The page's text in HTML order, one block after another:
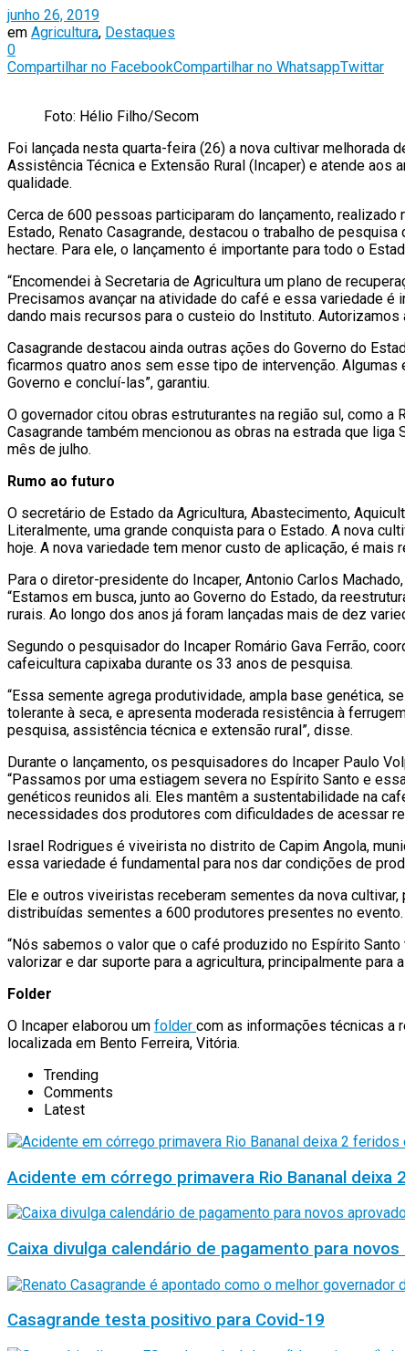
junho 26, 2019
em Agricultura, Destaques
0
Compartilhar no FacebookCompartilhar no WhatsappTwittar
Foto: Hélio Filho/Secom
Foi lançada nesta quarta-feira (26) a nova cultivar melhorada
Assistência Técnica e Extensão Rural (Incaper) e atende
qualidade.
Cerca de 600 pessoas participaram do lançamento,
Estado, Renato Casagrande, destacou o trabalho de
hectare. Para ele, o lançamento é importante para todo o
“Encomendei à Secretaria de Agricultura um plano de
Precisamos avançar na atividade do café e essa variedade
dando mais recursos para o custeio do Instituto.
Casagrande destacou ainda outras ações do Governo do
ficarmos quatro anos sem esse tipo de intervenção.
Governo e concluí-las”, garantiu.
O governador citou obras estruturantes na região sul, como
Casagrande também mencionou as obras na estrada que
mês de julho.
Rumo ao futuro
O secretário de Estado da Agricultura, Abastecimento,
Literalmente, uma grande conquista para o Estado. A nova
hoje. A nova variedade tem menor custo de aplicação, é mais
Para o diretor-presidente do Incaper, Antonio Carlos
“Estamos em busca, junto ao Governo do Estado, da
rurais. Ao longo dos anos já foram lançadas mais de dez
Segundo o pesquisador do Incaper Romário Gava Ferrão,
cafeicultura capixaba durante os 33 anos de pesquisa.
“Essa semente agrega produtividade, ampla base genética,
tolerante à seca, e apresenta moderada resistência à
pesquisa, assistência técnica e extensão rural”, disse.
Durante o lançamento, os pesquisadores do Incaper Paulo
“Passamos por uma estiagem severa no Espírito Santo e
genéticos reunidos ali. Eles mantêm a sustentabilidade na
necessidades dos produtores com dificuldades de acessar
Israel Rodrigues é viveirista no distrito de Capim Angola,
essa variedade é fundamental para nos dar condições de
Ele e outros viveiristas receberam sementes da nova
distribuídas sementes a 600 produtores presentes no evento.
“Nós sabemos o valor que o café produzido no Espírito
valorizar e dar suporte para a agricultura, principalmente
Folder
O Incaper elaborou um folder com as informações técnicas a
localizada em Bento Ferreira, Vitória.
Trending
Comments
Latest
Acidente em córrego primavera Rio Bananal deixa
Caixa divulga calendário de pagamento para
Casagrande testa positivo para Covid-19